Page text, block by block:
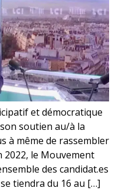
et démocratique
soutien au/à la
à même de rassembler
le Mouvement
des candidat.es
tiendra du 16 au […]